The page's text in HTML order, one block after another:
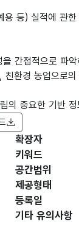
등) 실적에 관
간접적으로 파
환경 농업으로
의 중요한 기반
데이터 항목
항목명
농약용도별
(1)
확장자
키워드
공간범위
제공형태
등록일
기타 유의사항